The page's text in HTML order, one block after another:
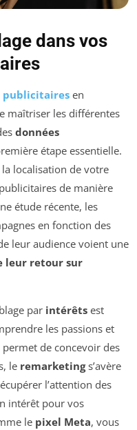
dans vos
publicitaires en
maîtriser les différentes
données
étape essentielle.
la localisation de votre
de manière
étude récente, les
en fonction des
leur audience voient une
leur retour sur
par intérêts est
les passions et
de concevoir des
le remarketings’avère
l’attention des
intérêt pour vos
le pixel Meta, vous